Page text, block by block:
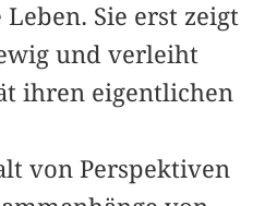
Sie erst zeigt
und verleiht
ihren eigentlichen
von Perspektiven